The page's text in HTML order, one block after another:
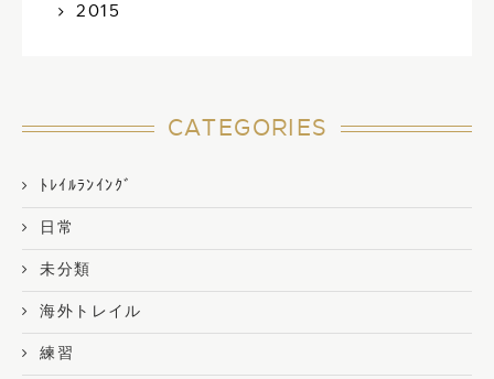
2015
CATEGORIES
ﾄﾚｲﾙﾗﾝｲﾝｸﾞ
日常
未分類
海外トレイル
練習